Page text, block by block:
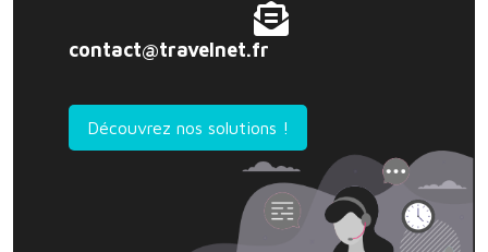
contact@travelnet.fr
Découvrez nos solutions !